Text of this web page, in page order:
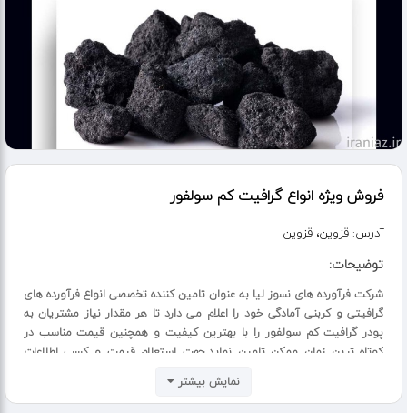
فروش ویژه انواع گرافیت کم سولفور
آدرس: قزوین، قزوین
توضیحات:
شرکت فرآورده های نسوز لیا به عنوان تامین کننده تخصصی انواع فرآورده های
گرافیتی و کربنی آمادگی خود را اعلام می دارد تا هر مقدار نیاز مشتریان به
پودر گرافیت کم سولفور را با بهترین کیفیت و همچنین قیمت مناسب در
کوتاه ترین زمان ممکن تامین نماید.جهت استعلام قیمت و کسب اطلاعات
محصول در اختیار شما عزیزان قرار گیرد.
https://liagraphite-co.ir//?p=1532
نمایش بیشتر